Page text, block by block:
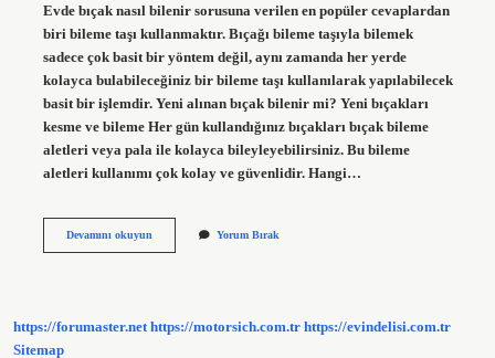
Evde bıçak nasıl bilenir sorusuna verilen en popüler cevaplardan
biri bileme taşı kullanmaktır. Bıçağı bileme taşıyla bilemek
sadece çok basit bir yöntem değil, aynı zamanda her yerde
kolayca bulabileceğiniz bir bileme taşı kullanılarak yapılabilecek
basit bir işlemdir. Yeni alınan bıçak bilenir mi? Yeni bıçakları
kesme ve bileme Her gün kullandığınız bıçakları bıçak bileme
aletleri veya pala ile kolayca bileyleyebilirsiniz. Bu bileme
aletleri kullanımı çok kolay ve güvenlidir. Hangi…
Devamını okuyunBıçak
Yorum Bırak
https://forumaster.net https://motorsich.com.tr https://evindelisi.com.tr
Sitemap